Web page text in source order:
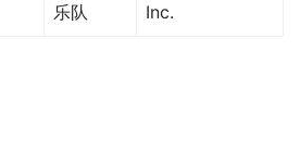
乐队
Inc.